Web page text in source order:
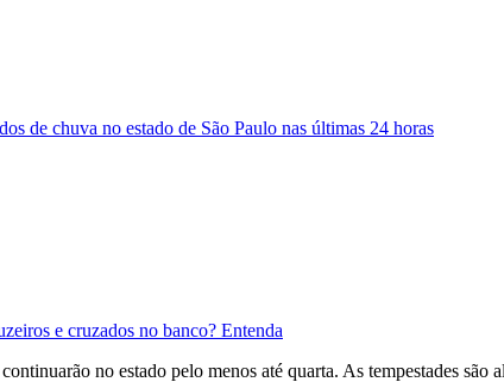
de chuva no estado de São Paulo nas últimas 24 horas
e cruzados no banco? Entenda
no estado pelo menos até quarta. As tempestades